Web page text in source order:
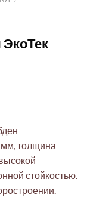
толщина
стойкостью.